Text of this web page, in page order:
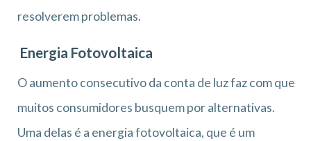
resolverem problemas.
Energia Fotovoltaica
O aumento consecutivo da conta de luz faz com que
muitos consumidores busquem por alternativas.
Uma delas é a energia fotovoltaica, que é um